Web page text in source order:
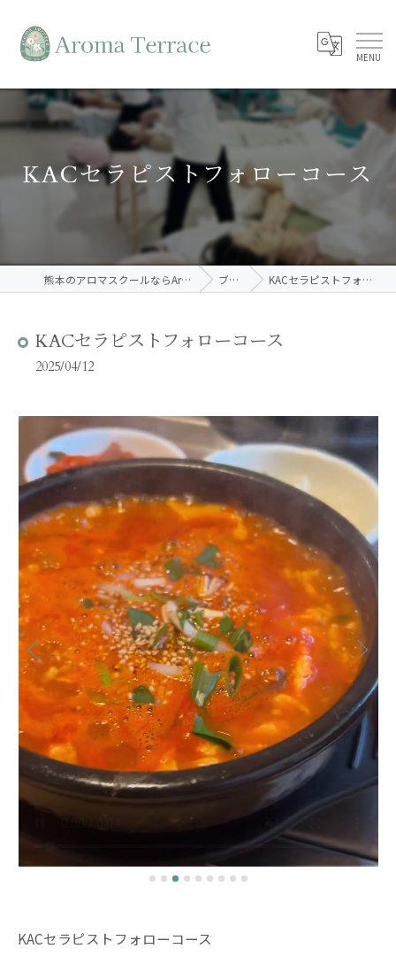
KACセラピストフォローコース
熊本のアロマスクールならAroma Terrace ブログ KACセラピストフォローコース
KACセラピストフォローコース
2025/04/12
KACセラピストフォローコース